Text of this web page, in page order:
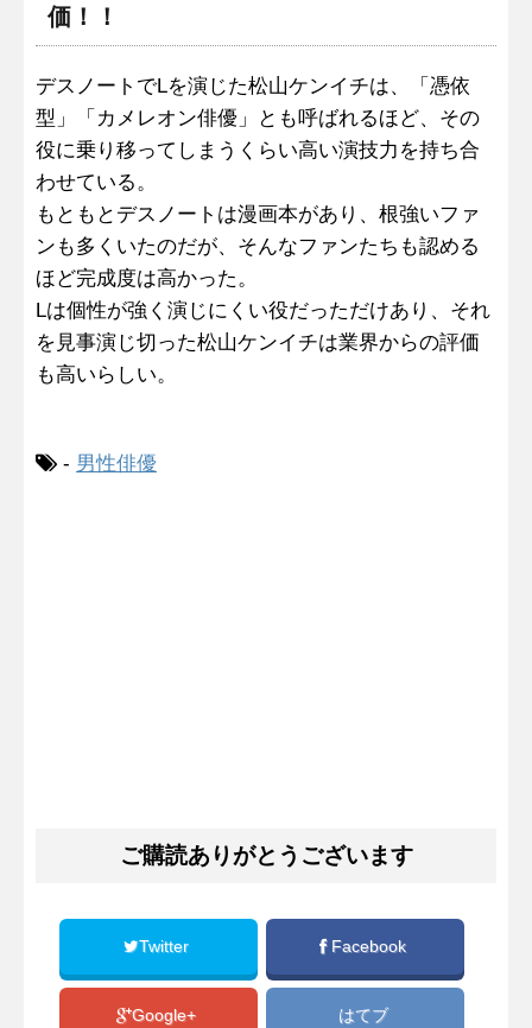
価！！
デスノートでLを演じた松山ケンイチは、「憑依
型」「カメレオン俳優」とも呼ばれるほど、その
役に乗り移ってしまうくらい高い演技力を持ち合
わせている。
もともとデスノートは漫画本があり、根強いファ
ンも多くいたのだが、そんなファンたちも認める
ほど完成度は高かった。
Lは個性が強く演じにくい役だっただけあり、それ
を見事演じ切った松山ケンイチは業界からの評価
も高いらしい。
- 男性俳優
ご購読ありがとうございます
Twitter Facebook
Google+ はてブ